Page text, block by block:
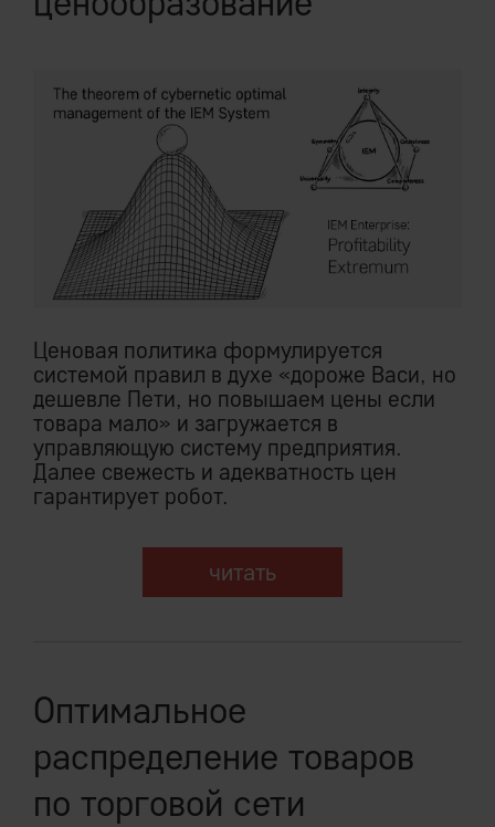
Ценовая политика формулируется
системой правил в духе «дороже Васи, но
дешевле Пети, но повышаем цены если
товара мало» и загружается в
управляющую систему предприятия.
Далее свежесть и адекватность цен
гарантирует робот.
читать
Оптимальное
распределение товаров
по торговой сети